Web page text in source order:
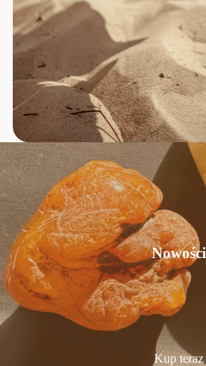
Nowości
Kup teraz